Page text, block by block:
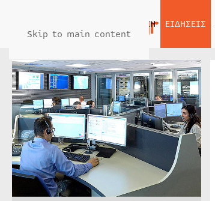
Skip to main content
ΑΡΧΙΚΗ ΕΙΔΗΣΕΙΣ